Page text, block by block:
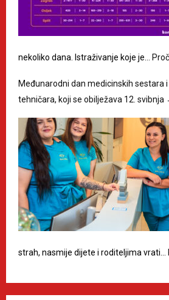
nekoliko dana. Istraživanje koje je…
Međunarodni dan medicinskih sestara
tehničara, koji se obilježava 12. svibnja
strah, nasmije dijete i roditeljima vrati…